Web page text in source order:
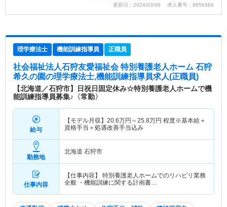
更新日：2024/03/06 求人番号：9856386
理学療法士 機能訓練指導員 正職員
社会福祉法人石狩友愛福祉会 特別養護老人ホーム 石狩
希久の園の理学療法士,機能訓練指導員求人(正職員)
【北海道／石狩市】日祝日固定休み☆特別養護老人ホームで機
能訓練指導員募集♪〈常勤〉
給与
【モデル月収】 20.6万円～25.8万円 程度※基本給＋
資格手当＋処遇改善手当込み
勤務地
北海道 石狩市
仕事内容
【仕事内容】 特別養護老人ホームでのリハビリ業務
全般 ・機能訓練に関する計画書…